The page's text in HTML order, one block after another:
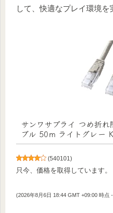
して、快適なプレイ環境を
サンワサプライ つめ折
ブル 50m ライトグレー
(540101)
只今、価格を取得しています。
(2026年8月6日 18:44 GMT +09:00 時点 -